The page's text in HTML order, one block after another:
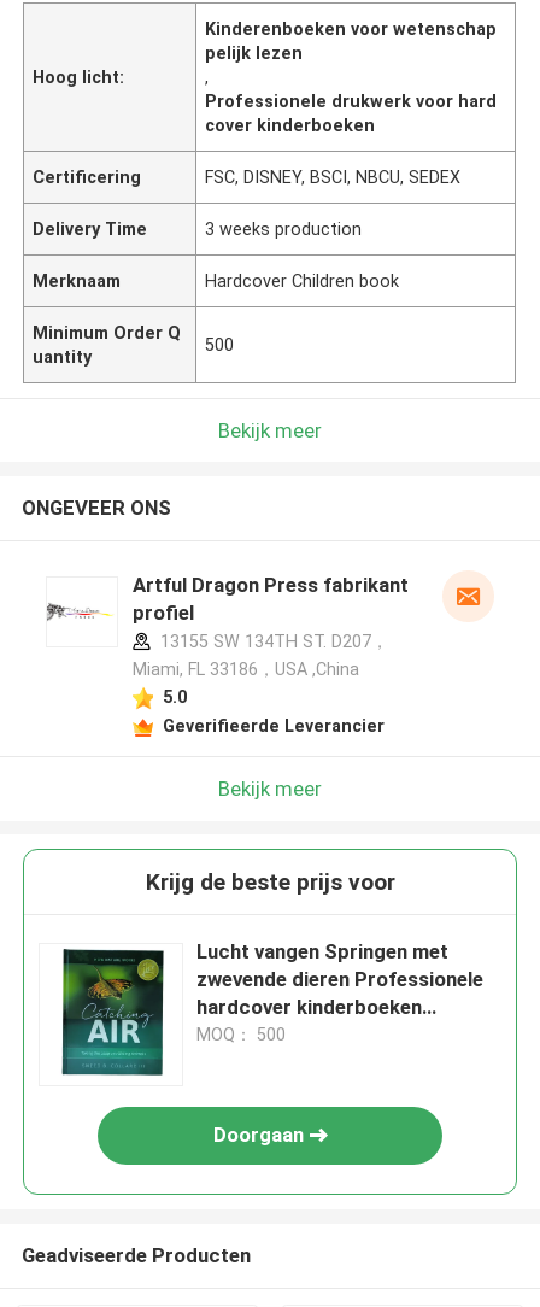
Hoog licht:
Kinderenboeken voor wetenschap
pelijk lezen
,
Professionele drukwerk voor hard
cover kinderboeken
Certificering FSC, DISNEY, BSCI, NBCU, SEDEX
Delivery Time 3 weeks production
Merknaam Hardcover Children book
Minimum Order Q
uantity
500
Bekijk meer
ONGEVEER ONS
Artful Dragon Press fabrikant
profiel
13155 SW 134TH ST. D207，
Miami, FL 33186，USA ,China
5.0
Geverifieerde Leverancier
Bekijk meer
Krijg de beste prijs voor
Lucht vangen Springen met
zwevende dieren Professionele
hardcover kinderboeken
drukken voor wetenschappelijk
MOQ： 500
Doorgaan
Geadviseerde Producten